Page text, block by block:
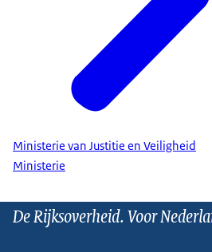
Ministerie van Justitie en Veiligheid
Ministerie
De Rijksoverheid. Voor